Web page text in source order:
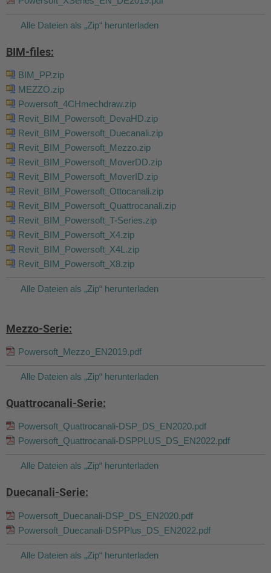
Alle Dateien als „Zip“ herunterladen
BIM-files:
BIM_PP.zip
MEZZO.zip
Powersoft_4CHmechdraw.zip
Revit_BIM_Powersoft_DevaHD.zip
Revit_BIM_Powersoft_Duecanali.zip
Revit_BIM_Powersoft_Mezzo.zip
Revit_BIM_Powersoft_MoverDD.zip
Revit_BIM_Powersoft_MoverID.zip
Revit_BIM_Powersoft_Ottocanali.zip
Revit_BIM_Powersoft_Quattrocanali.zip
Revit_BIM_Powersoft_T-Series.zip
Revit_BIM_Powersoft_X4.zip
Revit_BIM_Powersoft_X4L.zip
Revit_BIM_Powersoft_X8.zip
Alle Dateien als „Zip“ herunterladen
Mezzo-Serie:
Powersoft_Mezzo_EN2019.pdf
Alle Dateien als „Zip“ herunterladen
Quattrocanali-Serie:
Powersoft_Quattrocanali-DSP_DS_EN2020.pdf
Powersoft_Quattrocanali-DSPPLUS_DS_EN2022.pdf
Alle Dateien als „Zip“ herunterladen
Duecanali-Serie:
Powersoft_Duecanali-DSP_DS_EN2020.pdf
Powersoft_Duecanali-DSPPlus_DS_EN2022.pdf
Alle Dateien als „Zip“ herunterladen